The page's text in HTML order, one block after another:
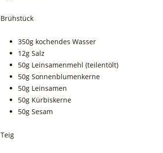
Brühstück
350g kochendes Wasser
12g Salz
50g Leinsamenmehl (teilentölt)
50g Sonnenblumenkerne
50g Leinsamen
50g Kürbiskerne
50g Sesam
Teig